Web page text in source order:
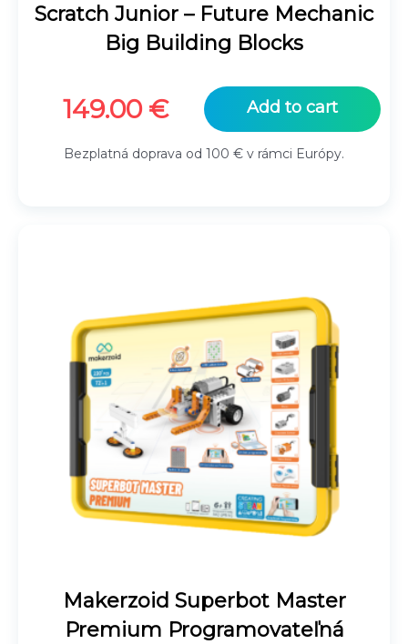
Scratch Junior – Future Mechanic
Big Building Blocks
149.00 € Add to cart
Bezplatná doprava od 100 € v rámci Európy.
Makerzoid Superbot Master
Premium Programovateľná